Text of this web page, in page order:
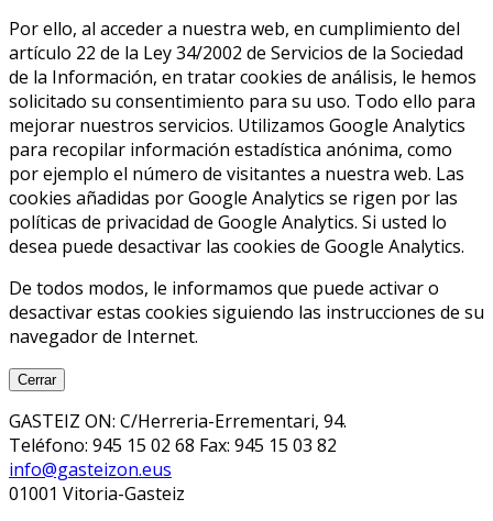
Por ello, al acceder a nuestra web, en cumplimiento del
artículo 22 de la Ley 34/2002 de Servicios de la Sociedad
de la Información, en tratar cookies de análisis, le hemos
solicitado su consentimiento para su uso. Todo ello para
mejorar nuestros servicios. Utilizamos Google Analytics
para recopilar información estadística anónima, como
por ejemplo el número de visitantes a nuestra web. Las
cookies añadidas por Google Analytics se rigen por las
políticas de privacidad de Google Analytics. Si usted lo
desea puede desactivar las cookies de Google Analytics.
De todos modos, le informamos que puede activar o
desactivar estas cookies siguiendo las instrucciones de su
navegador de Internet.
Cerrar
GASTEIZ ON: C/Herreria-Errementari, 94.
Teléfono: 945 15 02 68 Fax: 945 15 03 82
info@gasteizon.eus
01001 Vitoria-Gasteiz